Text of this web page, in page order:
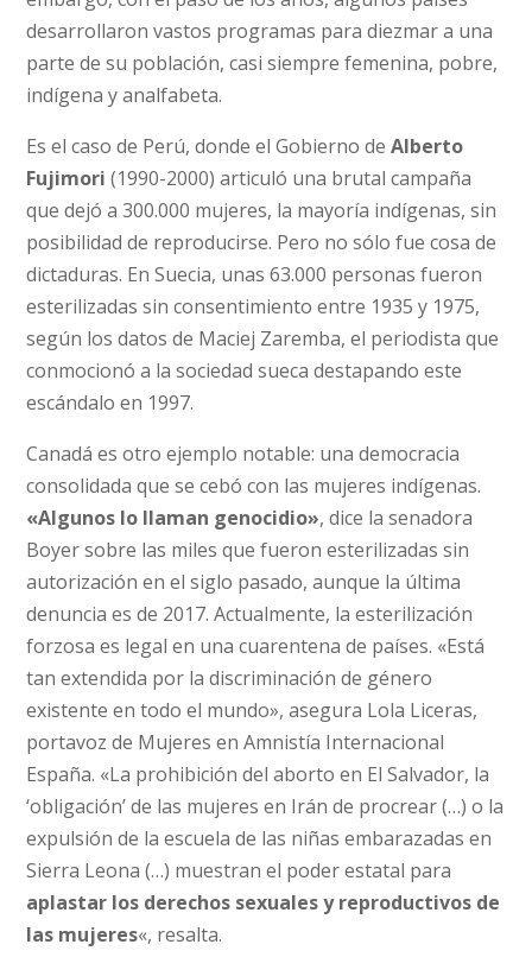
desarrollaron vastos programas para diezmar a una
parte de su población, casi siempre femenina, pobre,
indígena y analfabeta.
Es el caso de Perú, donde el Gobierno deAlberto
Fujimori (1990-2000) articuló una brutal campaña
que dejó a 300.000 mujeres, la mayoría indígenas, sin
posibilidad de reproducirse. Pero no sólo fue cosa de
dictaduras. En Suecia, unas 63.000 personas fueron
esterilizadas sin consentimiento entre 1935 y 1975,
según los datos de Maciej Zaremba, el periodista que
conmocionó a la sociedad sueca destapando este
escándalo en 1997.
Canadá es otro ejemplo notable: una democracia
consolidada que se cebó con las mujeres indígenas.
«Algunos lo llaman genocidio», dice la senadora
Boyer sobre las miles que fueron esterilizadas sin
autorización en el siglo pasado, aunque la última
denuncia es de 2017. Actualmente, la esterilización
forzosa es legal en una cuarentena de países. «Está
tan extendida por la discriminación de género
existente en todo el mundo», asegura Lola Liceras,
portavoz de Mujeres en Amnistía Internacional
España. «La prohibición del aborto en El Salvador, la
‘obligación’ de las mujeres en Irán de procrear (…) o la
expulsión de la escuela de las niñas embarazadas en
Sierra Leona (…) muestran el poder estatal para
aplastar los derechos sexuales y reproductivos de
las mujeres«, resalta.